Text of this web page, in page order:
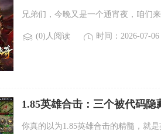
兄弟们，今晚又是一个通宵夜，咱们
(0)人阅读 时间：2026-07-06
1.85英雄合击：三个被代码
你真的以为1.85英雄合击的精髓，就